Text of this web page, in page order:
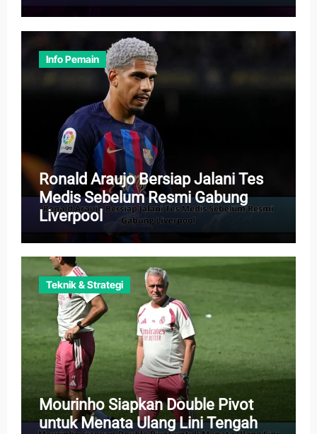
Info Pemain
Ronald Araujo Bersiap Jalani Tes
Medis Sebelum Resmi Gabung
Liverpool
Teknik & Strategi
Mourinho Siapkan Double Pivot
untuk Menata Ulang Lini Tengah